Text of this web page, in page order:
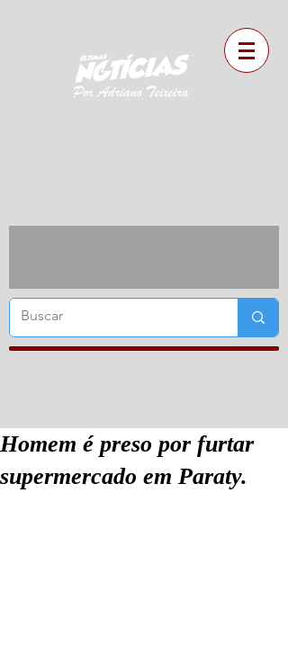
Homem é preso por furtar
supermercado em Paraty.